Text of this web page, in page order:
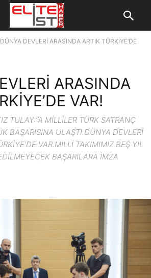
DÜNYA DEVLERİ ARASINDA ARTIK TÜRKİYE’DE
ARASINDA
VAR!
TULAY:“A MİLLİLER TÜRK SATRANÇ
BAŞARISINA ULAŞTI.DÜNYA DEVLERİ
VAR.MİLLİ TAKIMIMIZ BEŞ YIL
BAŞARILARA İMZA